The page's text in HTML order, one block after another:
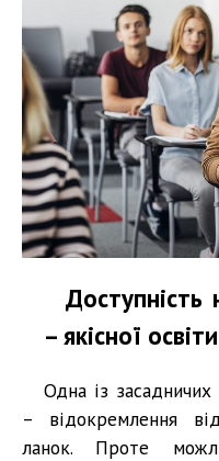
Доступність
– якісної освіти
Одна із
– відокремлення
ланок. Проте